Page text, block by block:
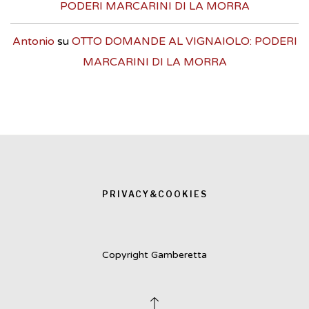
PODERI MARCARINI DI LA MORRA
Antonio su OTTO DOMANDE AL VIGNAIOLO: PODERI
MARCARINI DI LA MORRA
PRIVACY&COOKIES
Copyright Gamberetta